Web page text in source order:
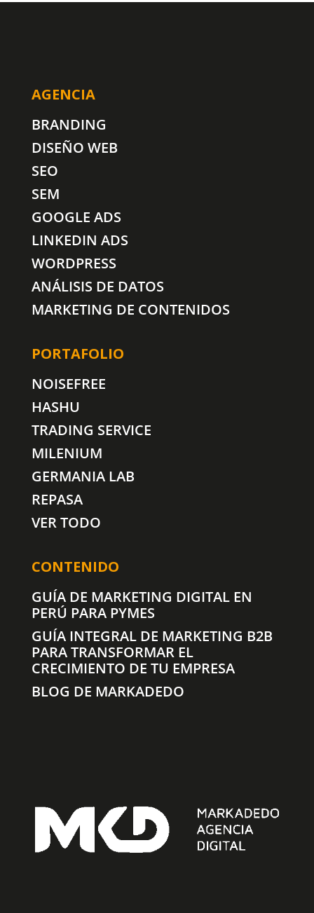
AGENCIA
BRANDING
DISEÑO WEB
SEO
SEM
GOOGLE ADS
LINKEDIN ADS
WORDPRESS
ANÁLISIS DE DATOS
MARKETING DE CONTENIDOS
PORTAFOLIO
NOISEFREE
HASHU
TRADING SERVICE
MILENIUM
GERMANIA LAB
REPASA
VER TODO
CONTENIDO
GUÍA DE MARKETING DIGITAL EN
PERÚ PARA PYMES
GUÍA INTEGRAL DE MARKETING B2B
PARA TRANSFORMAR EL
CRECIMIENTO DE TU EMPRESA
BLOG DE MARKADEDO